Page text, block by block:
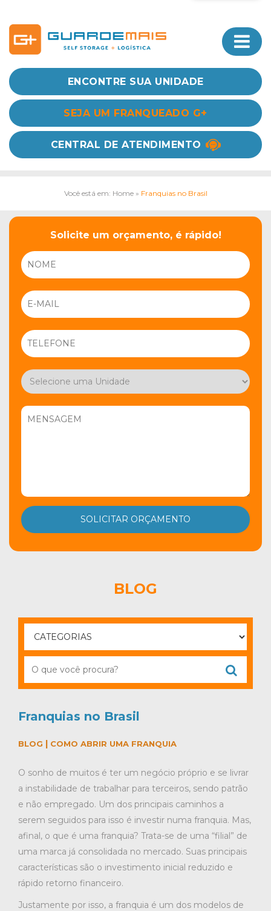
ENCONTRE SUA UNIDADE
SEJA UM FRANQUEADO G+
CENTRAL DE ATENDIMENTO
Você está em: Home» Franquias no Brasil
Solicite um orçamento, é rápido!
BLOG
Franquias no Brasil
BLOG | COMO ABRIR UMA FRANQUIA
O sonho de muitos é ter um negócio próprio e se livrar
a instabilidade de trabalhar para terceiros, sendo patrão
e não empregado. Um dos principais caminhos a
serem seguidos para isso é investir numa franquia. Mas,
afinal, o que é uma franquia? Trata-se de uma “filial” de
uma marca já consolidada no mercado. Suas principais
características são o investimento inicial reduzido e
rápido retorno financeiro.
Justamente por isso, a franquia é um dos modelos de